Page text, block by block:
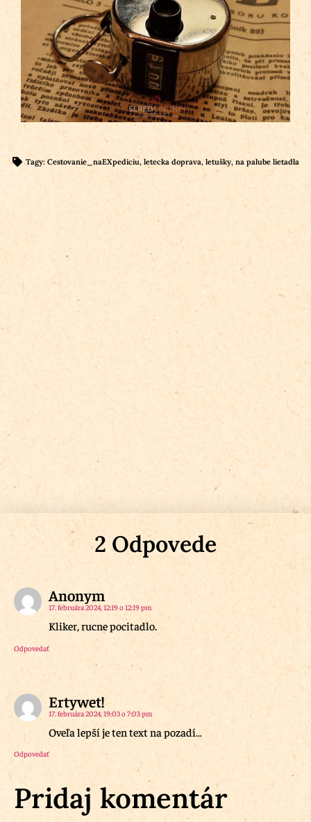
Tagy: Cestovanie_naEXpediciu, letecka doprava, letušky,na palube lietadla
2 Odpovede
Anonym
17. februára 2024, 12:19 o 12:19 pm
Kliker, rucne pocitadlo.
Odpovedať
Ertywet!
17. februára 2024, 19:03 o 7:03 pm
Oveľa lepší je ten text na pozadí…
Odpovedať
Pridaj komentár